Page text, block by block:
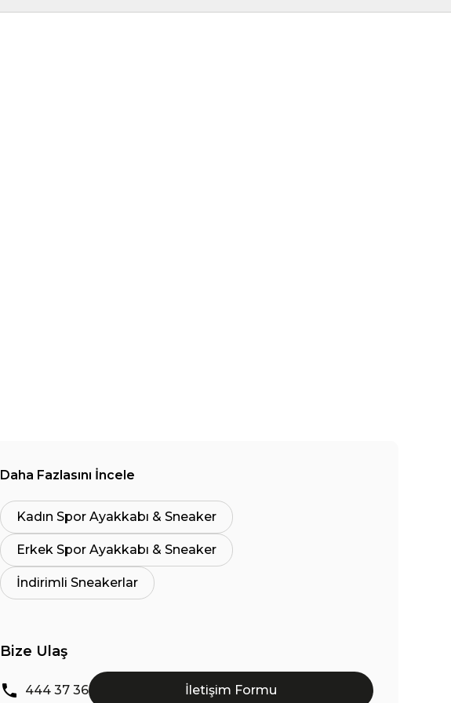
Daha Fazlasını İncele
Kadın Spor Ayakkabı & Sneaker
Erkek Spor Ayakkabı & Sneaker
İndirimli Sneakerlar
Bize Ulaş
444 37 36 İletişim Formu